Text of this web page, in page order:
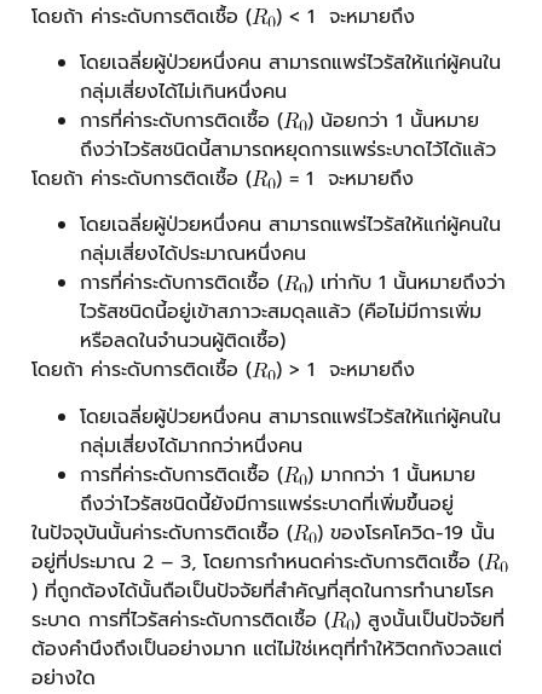
โดยถ้า ค่าระดับการติดเชื้อ (
) < 1 จะหมายถึง
โดยเฉลี่ยผู้ป่วยหนึ่งคน สามารถแพร่ไวรัสให้แก่ผู้คนใน
กลุ่มเสี่ยงได้ไม่เกินหนึ่งคน
การที่ค่าระดับการติดเชื้อ (
) น้อยกว่า 1 นั้นหมาย
ถึงว่าไวรัสชนิดนี้สามารถหยุดการแพร่ระบาดไว้ได้แล้ว
โดยถ้า ค่าระดับการติดเชื้อ (
) = 1 จะหมายถึง
โดยเฉลี่ยผู้ป่วยหนึ่งคน สามารถแพร่ไวรัสให้แก่ผู้คนใน
กลุ่มเสี่ยงได้ประมาณหนึ่งคน
การที่ค่าระดับการติดเชื้อ (
) เท่ากับ 1 นั้นหมายถึงว่า
ไวรัสชนิดนี้อยู่เข้าสภาวะสมดุลแล้ว (คือไม่มีการเพิ่ม
หรือลดในจำนวนผู้ติดเชื้อ)
โดยถ้า ค่าระดับการติดเชื้อ (
) > 1 จะหมายถึง
โดยเฉลี่ยผู้ป่วยหนึ่งคน สามารถแพร่ไวรัสให้แก่ผู้คนใน
กลุ่มเสี่ยงได้มากกว่าหนึ่งคน
การที่ค่าระดับการติดเชื้อ (
) มากกว่า 1 นั้นหมาย
ถึงว่าไวรัสชนิดนี้ยังมีการแพร่ระบาดที่เพิ่มขึ้นอยู่
ในปัจจุบันนั้นค่าระดับการติดเชื้อ (
) ของโรคโควิด-19 นั้น
อยู่ที่ประมาณ 2 – 3, โดยการกำหนดค่าระดับการติดเชื้อ (
) ที่ถูกต้องได้นั้นถือเป็นปัจจัยที่สำคัญที่สุดในการทำนายโรค
ระบาด การที่ไวรัสค่าระดับการติดเชื้อ (
) สูงนั้นเป็นปัจจัยที่
ต้องคำนึงถึงเป็นอย่างมาก แต่ไม่ใช่เหตุที่ทำให้วิตกกังวลแต่
อย่างใด